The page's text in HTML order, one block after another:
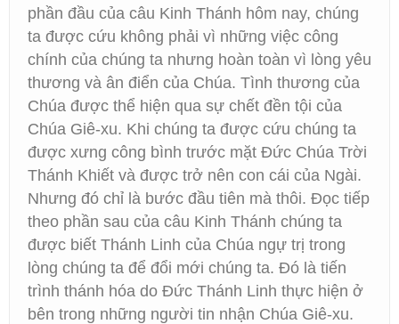
phần đầu của câu Kinh Thánh hôm nay, chúng
ta được cứu không phải vì những việc công
chính của chúng ta nhưng hoàn toàn vì lòng yêu
thương và ân điển của Chúa. Tình thương của
Chúa được thể hiện qua sự chết đền tội của
Chúa Giê-xu. Khi chúng ta được cứu chúng ta
được xưng công bình trước mặt Đức Chúa Trời
Thánh Khiết và được trở nên con cái của Ngài.
Nhưng đó chỉ là bước đầu tiên mà thôi. Đọc tiếp
theo phần sau của câu Kinh Thánh chúng ta
được biết Thánh Linh của Chúa ngự trị trong
lòng chúng ta để đổi mới chúng ta. Đó là tiến
trình thánh hóa do Đức Thánh Linh thực hiện ở
bên trong những người tin nhận Chúa Giê-xu.